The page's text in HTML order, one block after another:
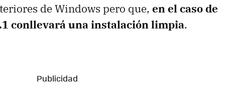
de Windows pero que, en el caso de
conllevará una instalación limpia.